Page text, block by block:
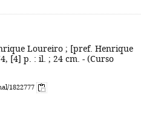
Loureiro ; [pref. Henrique
[4] p. : il. ; 24 cm. - (Curso
1822777